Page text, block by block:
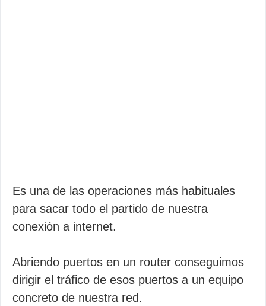
Es una de las operaciones más habituales
para sacar todo el partido de nuestra
conexión a internet.
Abriendo puertos en un router conseguimos
dirigir el tráfico de esos puertos a un equipo
concreto de nuestra red.